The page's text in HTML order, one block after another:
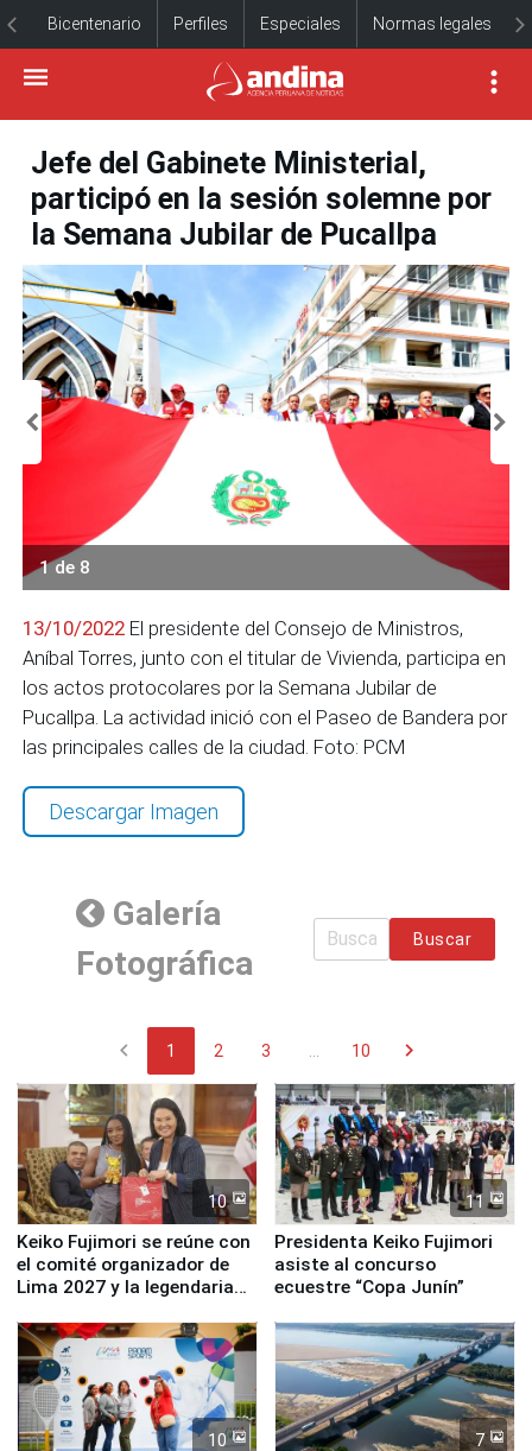
Bicentenario Perfiles Especiales Normas legales
Jefe del Gabinete Ministerial,
participó en la sesión solemne por
la Semana Jubilar de Pucallpa
1 de 8
13/10/2022 El presidente del Consejo de Ministros,
Aníbal Torres, junto con el titular de Vivienda, participa en
los actos protocolares por la Semana Jubilar de
Pucallpa. La actividad inició con el Paseo de Bandera por
las principales calles de la ciudad. Foto: PCM
Descargar Imagen
Galería
Fotográfica
Buscar
chevron_left 1 2 3 10 chevron_right
10
Keiko Fujimori se reúne con
el comité organizador de
Lima 2027 y la legendaria
11
Presidenta Keiko Fujimori
asiste al concurso
ecuestre “Copa Junín”
10 7